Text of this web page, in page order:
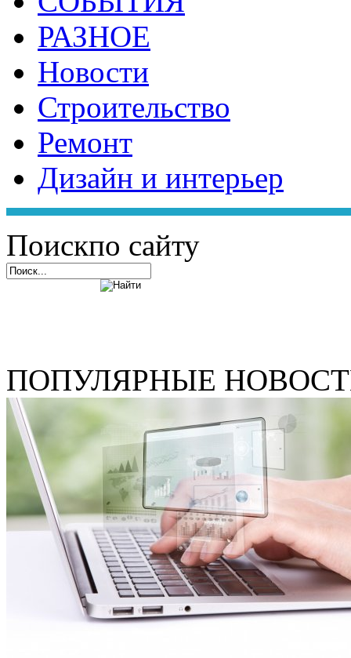
РАЗНОЕ
Новости
Строительство
Ремонт
Дизайн и интерьер
Поискпо сайту
ПОПУЛЯРНЫЕ